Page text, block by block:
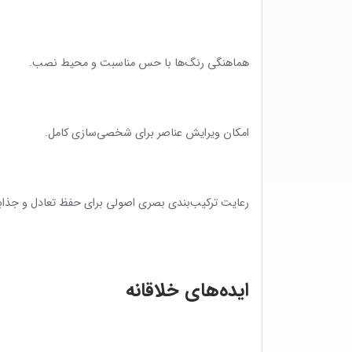
هماهنگی رنگ‌ها با حس مناسبت و محیط نصب.
امکان ویرایش عناصر برای شخصی‌سازی کامل.
رعایت ترکیب‌بندی بصری اصولی برای حفظ تعادل و
ایده‌های خلاقانه